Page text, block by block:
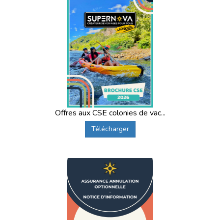
En plus de la capitale, il y a une possibilité de départ de
chaque grande ville en France: Toulouse, Lille,
Bordeaux, Lyon, Nantes, Rouen, Grenoble, Rennes,
Versailles, Strasbourg, Reims, Poitiers, Limoges, Clermont
Ferrand, Amiens, Caen, Montpellier ou encore Marseille.
Des départs sont également possibles en Seine-Saint-
Où que vous vous trouviez en France, vous serez à
proximité d'un point de départen colonie en vacances.
SuperNova Juniors est lespécialiste de l'organisation
des colonies de vacanceset ce, depuis 20 ans déjà. Hiver
comme été, nous accueillons vos enfants dans
endroits parfaitement sécuriséspour leur offrir le
meilleur pour leur épanouissement.
En matière de vacances d'hiver, nous proposons, en plus
colonies de vacances d'hiver 2022
colonies de vacances d'hiver zone A
colonies de vacances hiver zone B
vous pouvez aussi faire appel à nous pour
Enfin, nous organisons aussi des
colonies de vacances de printemps et des colonies de
Offres aux CSE colonies de vac...
Télécharger